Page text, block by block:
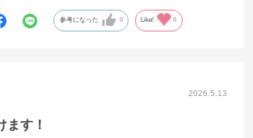
参考になった 0 Like! 0
2026.5.13
ます！